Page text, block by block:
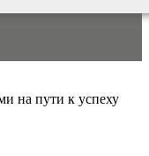
на пути к успеху